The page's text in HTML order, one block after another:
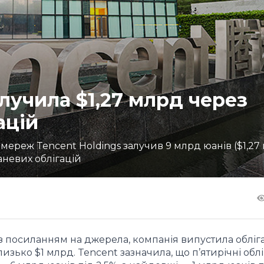
$1,27 млрд через
мереж Tencent Holdings залучив 9 млрд юанів
облігацій
на джерела, компанія випустила
$1 млрд. Tencent зазначила, що п’ятирічні